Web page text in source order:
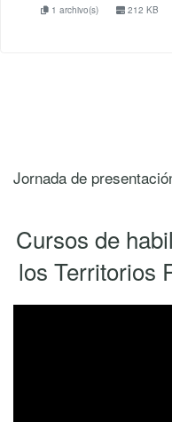
1 archivo(s) 212 KB
Jornada de
Cursos de
los Territorios